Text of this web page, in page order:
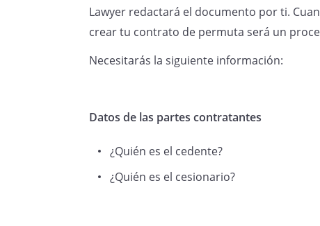
Lawyer redactará el documento por ti.
crear tu contrato de permuta será un
Necesitarás la siguiente información:
Datos de las partes contratantes
¿Quién es el cedente?
¿Quién es el cesionario?